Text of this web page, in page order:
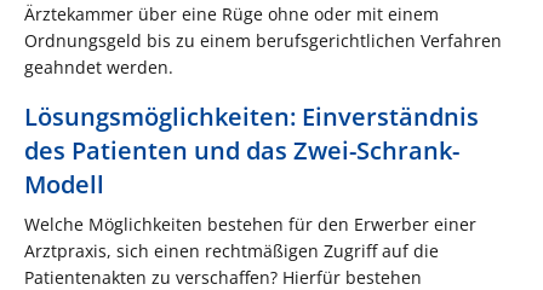
Ärztekammer über eine Rüge ohne oder mit einem
Ordnungsgeld bis zu einem berufsgerichtlichen Verfahren
geahndet werden.
Lösungsmöglichkeiten: Einverständnis
des Patienten und das Zwei-Schrank-
Modell
Welche Möglichkeiten bestehen für den Erwerber einer
Arztpraxis, sich einen rechtmäßigen Zugriff auf die
Patientenakten zu verschaffen? Hierfür bestehen